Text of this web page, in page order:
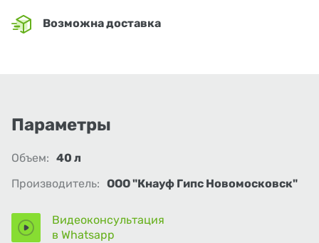
Возможна доставка
Параметры
Объем: 40 л
Производитель: ООО "Кнауф Гипс Новомосковск"
Видеоконсультация
в Whatsapp